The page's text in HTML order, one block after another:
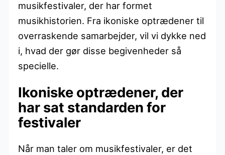
musikfestivaler, der har formet
musikhistorien. Fra ikoniske optrædener til
overraskende samarbejder, vil vi dykke ned
i, hvad der gør disse begivenheder så
specielle.
Ikoniske optrædener, der
har sat standarden for
festivaler
Når man taler om musikfestivaler, er det